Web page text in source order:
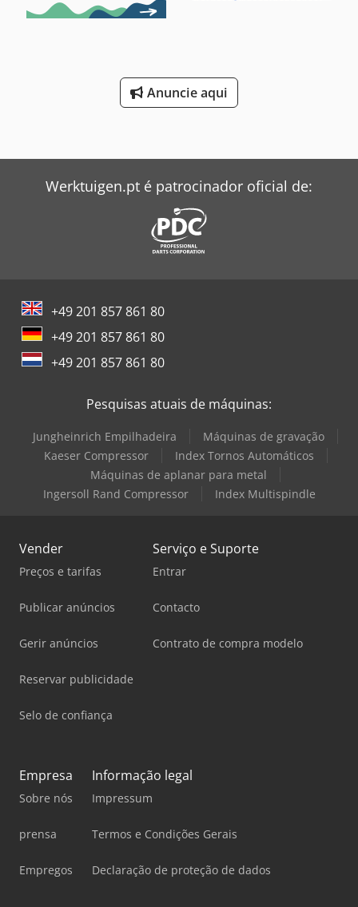
Anuncie aqui
Werktuigen.pt é patrocinador oficial de:
+49 201 857 861 80
+49 201 857 861 80
+49 201 857 861 80
Pesquisas atuais de máquinas:
Jungheinrich Empilhadeira
Máquinas de gravação
Kaeser Compressor
Index Tornos Automáticos
Máquinas de aplanar para metal
Ingersoll Rand Compressor
Index Multispindle
Vender
Preços e tarifas
Publicar anúncios
Gerir anúncios
Reservar publicidade
Selo de confiança
Serviço e Suporte
Entrar
Contacto
Contrato de compra modelo
Empresa
Sobre nós
prensa
Empregos
Informação legal
Impressum
Termos e Condições Gerais
Declaração de proteção de dados